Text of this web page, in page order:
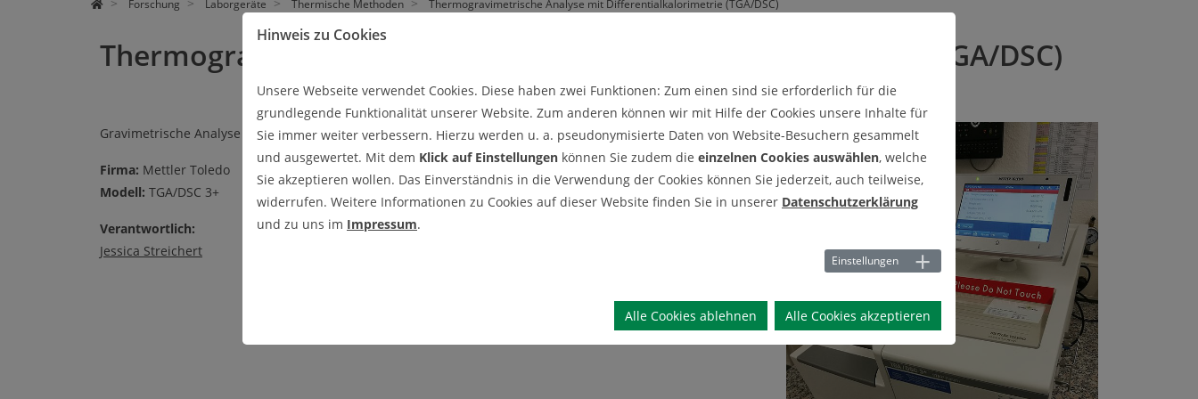
Forschung Laborgeräte Thermische Methoden Thermogravimetrische Analyse mit Differentialkalorimetrie (TGA/DSC)
Thermogravimetrische Analyse mit Differentialkalorimetrie (TGA/DSC)
Gravimetrische Analyse mit simultaner Differentialthermoanalyse
Firma: Mettler Toledo
Modell: TGA/DSC 3+
Verantwortlich:
Jessica Streichert
Hinweis zu Cookies
Unsere Webseite verwendet Cookies. Diese haben zwei Funktionen: Zum einen sind sie erforderlich für die
grundlegende Funktionalität unserer Website. Zum anderen können wir mit Hilfe der Cookies unsere Inhalte für
Sie immer weiter verbessern. Hierzu werden u. a. pseudonymisierte Daten von Website-Besuchern gesammelt
und ausgewertet. Mit dem Klick auf Einstellungen können Sie zudem die einzelnen Cookies auswählen, welche
Sie akzeptieren wollen. Das Einverständnis in die Verwendung der Cookies können Sie jederzeit, auch teilweise,
widerrufen. Weitere Informationen zu Cookies auf dieser Website finden Sie in unserer Datenschutzerklärung
und zu uns im Impressum.
Einstellungen
Alle Cookies ablehnen Alle Cookies akzeptieren